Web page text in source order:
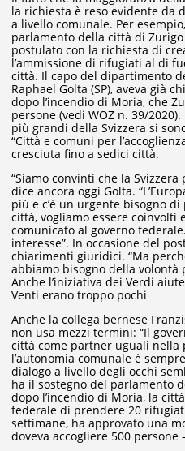
la richiesta è reso evidente da
a livello comunale. Per
parlamento della città di
postulato con la richiesta di
l’ammissione di rifugiati al di
città. Il capo del dipartimento
Raphael Golta (SP), aveva già
dopo l’incendio di Moria, che
persone (vedi WOZ n. 39/
più grandi della Svizzera si
“Città e comuni per
cresciuta fino a sedici città.
“Siamo convinti che la
dice ancora oggi Golta.
più e c’è un urgente bisogno di
città, vogliamo essere
comunicato al governo
interesse”. In occasione del
chiarimenti giuridici. “Ma
abbiamo bisogno della volontà
Anche l’iniziativa dei Verdi
Venti erano troppo pochi
Anche la collega bernese
non usa mezzi termini: “Il
città come partner uguali nella
l’autonomia comunale è
dialogo a livello degli occhi
ha il sostegno del parlamento
dopo l’incendio di Moria, la
federale di prendere 20
settimane, ha approvato una
doveva accogliere 500 persone